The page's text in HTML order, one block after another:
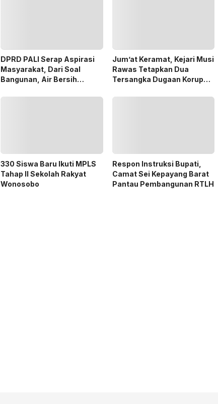
DPRD PALI Serap Aspirasi
Masyarakat, Dari Soal
Bangunan, Air Bersih
Jum’at Keramat, Kejari Musi
Rawas Tetapkan Dua
Tersangka Dugaan Korupsi
330 Siswa Baru Ikuti MPLS
Tahap II Sekolah Rakyat
Wonosobo
Respon Instruksi Bupati,
Camat Sei Kepayang Barat
Pantau Pembangunan RTLH